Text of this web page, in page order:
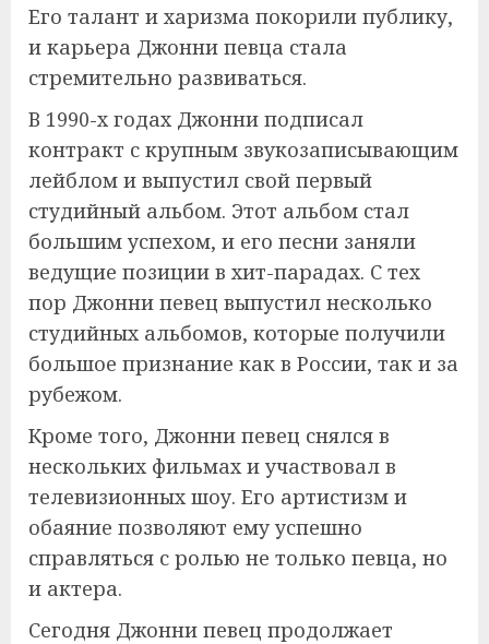
Его талант и харизма покорили публику,
и карьера Джонни певца стала
стремительно развиваться.
В 1990-х годах Джонни подписал
контракт с крупным звукозаписывающим
лейблом и выпустил свой первый
студийный альбом. Этот альбом стал
большим успехом, и его песни заняли
ведущие позиции в хит-парадах. С тех
пор Джонни певец выпустил несколько
студийных альбомов, которые получили
большое признание как в России, так и за
рубежом.
Кроме того, Джонни певец снялся в
нескольких фильмах и участвовал в
телевизионных шоу. Его артистизм и
обаяние позволяют ему успешно
справляться с ролью не только певца, но
и актера.
Сегодня Джонни певец продолжает